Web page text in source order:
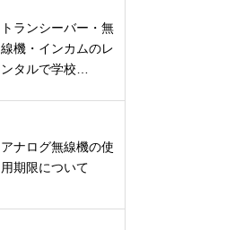
トランシーバー・無
線機・インカムのレ
ンタルで学校…
アナログ無線機の使
用期限について